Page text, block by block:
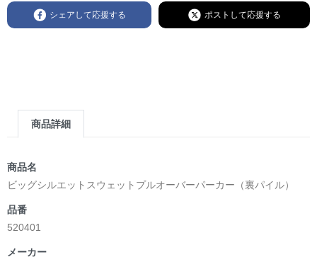
シェアして応援する ポストして応援する
商品詳細
商品名
ビッグシルエットスウェットプルオーバーパーカー（裏パイル）
品番
520401
メーカー